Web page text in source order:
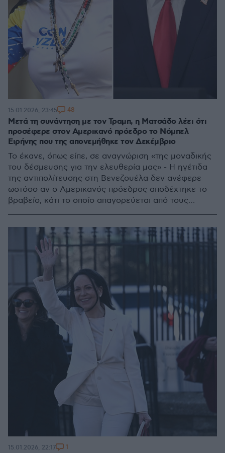
Μετά τη συνάντηση με τον Τραμπ, η Ματσάδο λέει ότι
προσέφερε στον Αμερικανό πρόεδρο το Νόμπελ
Ειρήνης που της απονεμήθηκε τον Δεκέμβριο
Το έκανε, όπως είπε, σε αναγνώριση «της μοναδικής
του δέσμευσης για την ελευθερία μας» - Η ηγέτιδα
της αντιπολίτευσης στη Βενεζουέλα δεν ανέφερε
ωστόσο αν ο Αμερικανός πρόεδρος αποδέχτηκε το
βραβείο, κάτι το οποίο απαγορεύεται από τους
15.01.2026, 23:45 48
15.01.2026, 22:17 1